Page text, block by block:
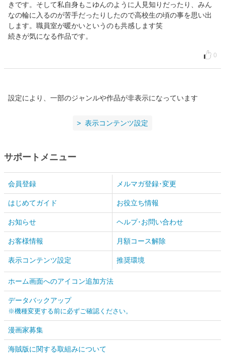
きです。そして私自身もこゆんのように人見知りだったり、みん
なの輪に入るのが苦手だったりしたので高校生の頃の事を思い出
します。職員室が暖かいというのも共感します笑
続きが気になる作品です。
0
設定により、一部のジャンルや作品が非表示になっています
表示コンテンツ設定
サポートメニュー
会員登録 メルマガ登録･変更
はじめてガイド お役立ち情報
お知らせ ヘルプ･お問い合わせ
お客様情報 月額コース解除
表示コンテンツ設定 推奨環境
ホーム画面へのアイコン追加方法
データバックアップ
※機種変更する前に必ずご確認ください。
漫画家募集
海賊版に関する取組みについて